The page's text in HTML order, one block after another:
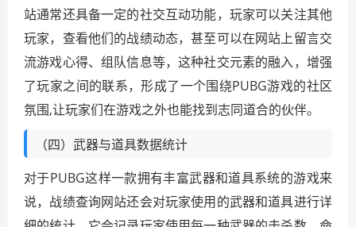
站通常还具备一定的社交互动功能，玩家可以关注其他
玩家，查看他们的战绩动态，甚至可以在网站上留言交
流游戏心得、组队信息等，这种社交元素的融入，增强
了玩家之间的联系，形成了一个围绕PUBG游戏的社区
氛围,让玩家们在游戏之外也能找到志同道合的伙伴。
（四）武器与道具数据统计
对于PUBG这样一款拥有丰富武器和道具系统的游戏来
说，战绩查询网站还会对玩家使用的武器和道具进行详